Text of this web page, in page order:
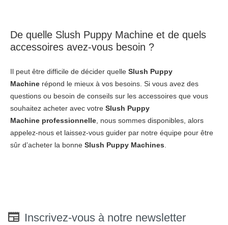
De quelle Slush Puppy Machine et de quels
accessoires avez-vous besoin ?
Il peut être difficile de décider quelle Slush Puppy
Machine répond le mieux à vos besoins. Si vous avez des
questions ou besoin de conseils sur les accessoires que vous
souhaitez acheter avec votre Slush Puppy
Machine professionnelle, nous sommes disponibles, alors
appelez-nous et laissez-vous guider par notre équipe pour être
sûr d’acheter la bonne Slush Puppy Machines.
Inscrivez-vous à notre newsletter